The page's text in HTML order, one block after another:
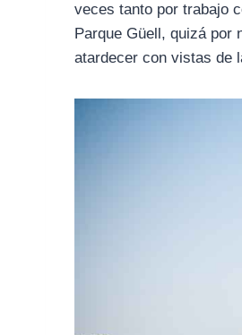
veces tanto por trabajo
Parque Güell, quizá por
atardecer con vistas de